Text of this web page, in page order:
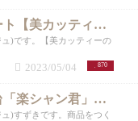
もみあげテンプレート【美カッティー】もみあげ・耳まわり、自分でカット。メンズロングヘアver.
)です。【美カッティーの
870
2023/05/04
携帯用移動式洗髪台「楽シャン君」【COSME TOKYO2022】
)すずきです。商品をつく